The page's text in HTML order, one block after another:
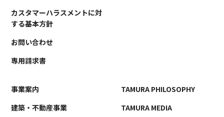
カスタマーハラスメントに対
する基本方針
お問い合わせ
専用請求書
事業案内
建築・不動産事業
TAMURA PHILOSOPHY
TAMURA MEDIA